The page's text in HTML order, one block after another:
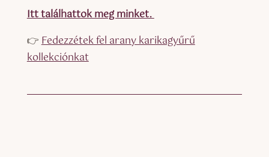
Itt találhattok meg minket.
👉Fedezzétek fel arany karikagyűrű
kollekciónkat